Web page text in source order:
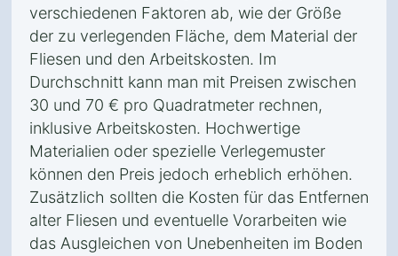
verschiedenen Faktoren ab, wie der Größe
der zu verlegenden Fläche, dem Material der
Fliesen und den Arbeitskosten. Im
Durchschnitt kann man mit Preisen zwischen
30 und 70 € pro Quadratmeter rechnen,
inklusive Arbeitskosten. Hochwertige
Materialien oder spezielle Verlegemuster
können den Preis jedoch erheblich erhöhen.
Zusätzlich sollten die Kosten für das Entfernen
alter Fliesen und eventuelle Vorarbeiten wie
das Ausgleichen von Unebenheiten im Boden